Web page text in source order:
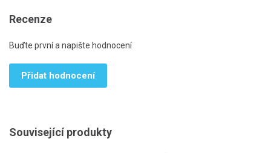
Recenze
Buďte první a napište hodnocení
Přidat hodnocení
Související produkty